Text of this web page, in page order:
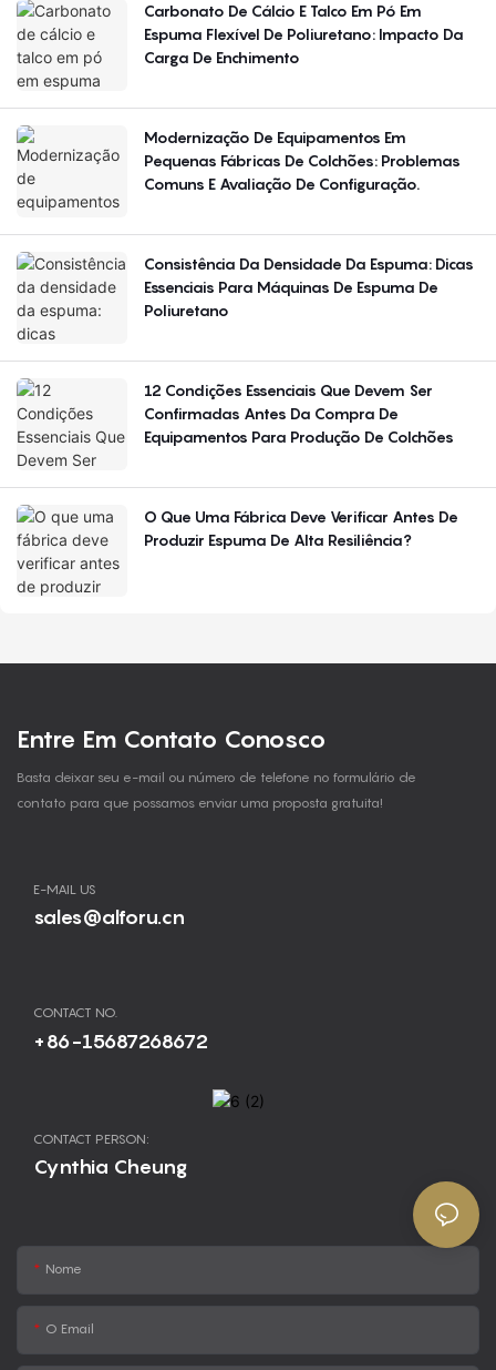
Carbonato De Cálcio E Talco Em Pó Em
Espuma Flexível De Poliuretano: Impacto Da
Carga De Enchimento
Modernização De Equipamentos Em
Pequenas Fábricas De Colchões: Problemas
Comuns E Avaliação De Configuração.
Consistência Da Densidade Da Espuma: Dicas
Essenciais Para Máquinas De Espuma De
Poliuretano
12 Condições Essenciais Que Devem Ser
Confirmadas Antes Da Compra De
Equipamentos Para Produção De Colchões
O Que Uma Fábrica Deve Verificar Antes De
Produzir Espuma De Alta Resiliência?
Entre Em Contato Conosco
Basta deixar seu e-mail ou número de telefone no formulário de
contato para que possamos enviar uma proposta gratuita!
E-MAIL US
sales@alforu.cn
CONTACT NO.
+86-15687268672
CONTACT PERSON:
Cynthia Cheung
Nome
O Email